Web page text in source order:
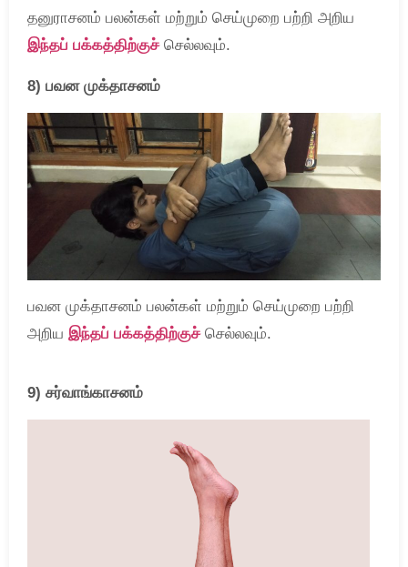
தனுராசனம் பலன்கள் மற்றும் செய்முறை பற்றி அறிய
இந்தப் பக்கத்திற்குச்செல்லவும்.
8) பவன முக்தாசனம்
பவன முக்தாசனம் பலன்கள் மற்றும் செய்முறை பற்றி
அறிய இந்தப் பக்கத்திற்குச்செல்லவும்.
9) சர்வாங்காசனம்